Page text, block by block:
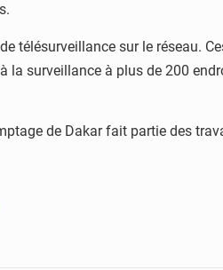
télésurveillance sur le réseau.
la surveillance à plus de 200
de Dakar fait partie des